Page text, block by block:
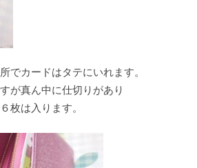
でカードはタテにいれます。
が真ん中に仕切りがあり
枚は入ります。